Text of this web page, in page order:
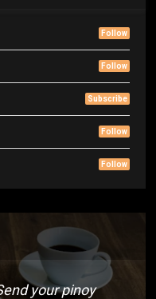
Follow
Follow
Subscribe
Follow
Follow
your pinoy